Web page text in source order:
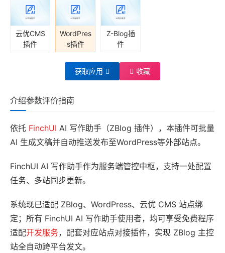
云优CMS
插件
WordPres
s插件
Z-Blog插
件
获取应用 收藏
介绍参数评价指南
依托 FinchUI AI 写作助手（ZBlog 插件），本插件可批量
AI 生成文稿并自动推送发布至WordPress等外部站点。
FinchUI AI 写作助手作为服务端管控中枢，支持一处配置
任务、多站同步更新。
系统现已适配 ZBlog、WordPress、云优 CMS 站点绑
定；所有 FinchUI AI 写作助手使用者，均可享受免费程序
适配开发服务，配套对应站点对接插件，实现 ZBlog 主控
站全自动跨平台发文。